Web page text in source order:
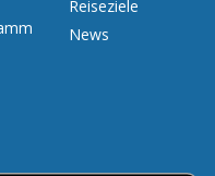
Reiseziele
News